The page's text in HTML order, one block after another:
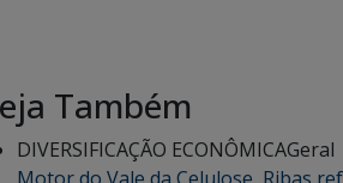
Também
DIVERSIFICAÇÃO ECONÔMICAGeral